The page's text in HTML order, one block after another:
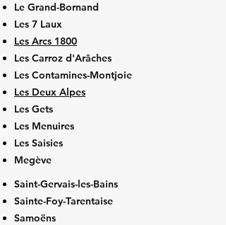
Le Grand-Bornand
Les 7 Laux
Les Arcs 1800
Les Carroz d'Arâches
Les Contamines-Montjoie
Les Deux Alpes
Les Gets
Les Menuires
Les Saisies
Megève
Saint-Gervais-les-Bains
Sainte-Foy-Tarentaise
Samoëns